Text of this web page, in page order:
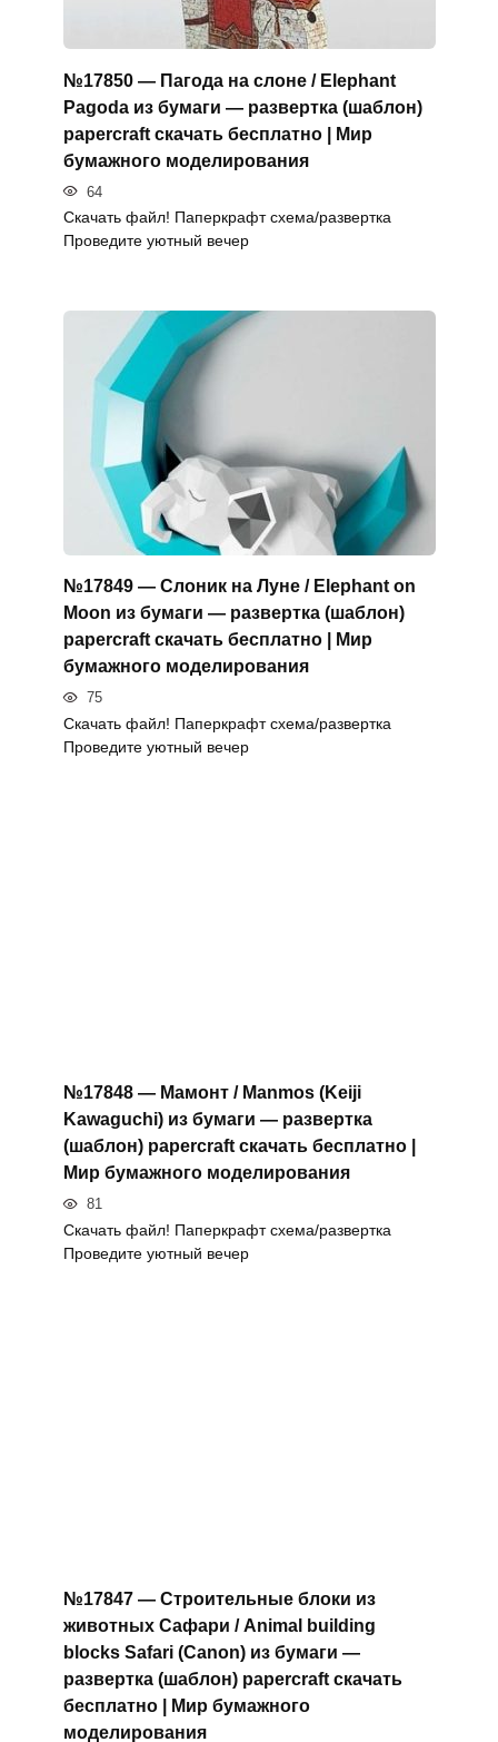
№17850 — Пагода на слоне / Elephant
Pagoda из бумаги — развертка (шаблон)
papercraft скачать бесплатно | Мир
бумажного моделирования
64
Скачать файл! Паперкрафт схема/развертка
Проведите уютный вечер
№17849 — Слоник на Луне / Elephant on
Moon из бумаги — развертка (шаблон)
papercraft скачать бесплатно | Мир
бумажного моделирования
75
Скачать файл! Паперкрафт схема/развертка
Проведите уютный вечер
№17848 — Мамонт / Manmos (Keiji
Kawaguchi) из бумаги — развертка
(шаблон) papercraft скачать бесплатно |
Мир бумажного моделирования
81
Скачать файл! Паперкрафт схема/развертка
Проведите уютный вечер
№17847 — Строительные блоки из
животных Сафари / Animal building
blocks Safari (Canon) из бумаги —
развертка (шаблон) papercraft скачать
бесплатно | Мир бумажного
моделирования